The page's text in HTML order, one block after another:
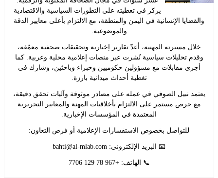
يركز في تغطيته على التطورات السياسية والاقتصادية
الإنسانية في اليمن والمنطقة، مع الالتزام بأعلى معايير الدقة
والموضوعية.
مسيرته المهنية، أعدّ تقارير إخبارية وتحقيقات صحفية معمّقة،
تحليلات سياسية نُشرت عبر منصات إعلامية محلية وعربية. كما
مقابلات مع مسؤولين حكوميين وخبراء وباحثين، وشارك في
تغطية أحداث ميدانية بارزة.
نبيل الصوفي في عمله على مصادر موثوقة وآليات تحقق دقيقة،
مستمر على الالتزام بأخلاقيات المهنة والمعايير التحريرية
المعتمدة في المؤسسات الإخبارية.
للتواصل بخصوص الاستفسارات الإعلامية أو فرص التعاون:
📧 البريد الإلكتروني:bahti@al-mlab.com
📞 الهاتف: +967 78 129 7706